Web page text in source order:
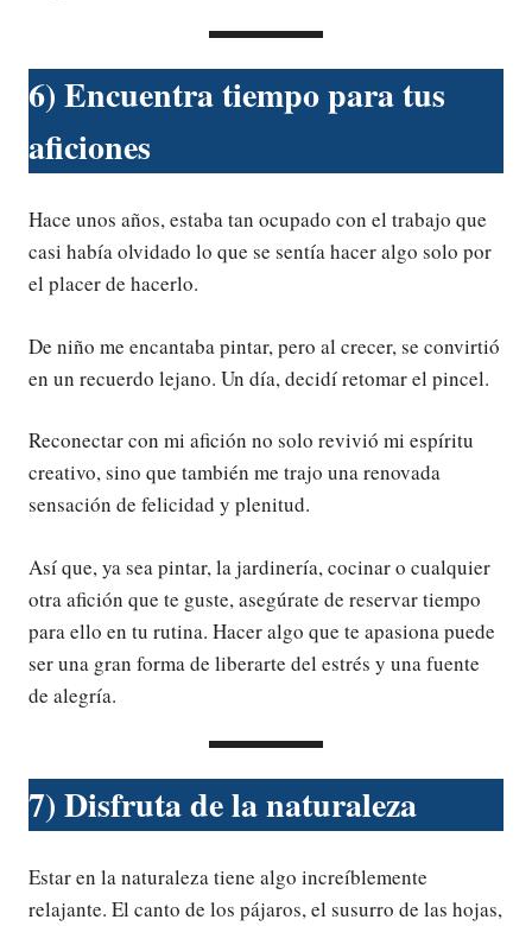
6) Encuentra tiempo para tus
aficiones
Hace unos años, estaba tan ocupado con el trabajo que
casi había olvidado lo que se sentía hacer algo solo por
el placer de hacerlo.
De niño me encantaba pintar, pero al crecer, se convirtió
en un recuerdo lejano. Un día, decidí retomar el pincel.
Reconectar con mi afición no solo revivió mi espíritu
creativo, sino que también me trajo una renovada
sensación de felicidad y plenitud.
Así que, ya sea pintar, la jardinería, cocinar o cualquier
otra afición que te guste, asegúrate de reservar tiempo
para ello en tu rutina. Hacer algo que te apasiona puede
ser una gran forma de liberarte del estrés y una fuente
de alegría.
7) Disfruta de la naturaleza
Estar en la naturaleza tiene algo increíblemente
relajante. El canto de los pájaros, el susurro de las hojas,